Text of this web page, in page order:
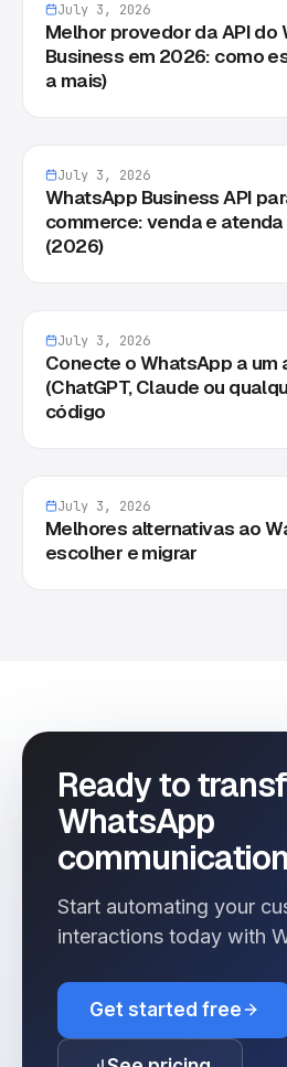
July 3, 2026
Melhor provedor da API do
Business em 2026: como
a mais)
July 3, 2026
WhatsApp Business API
commerce: venda e
(2026)
July 3, 2026
Conecte o WhatsApp a um
(ChatGPT, Claude ou
código
July 3, 2026
Melhores alternativas ao
escolher e migrar
Ready to
WhatsApp
Start automating your
interactions today with
Get started free